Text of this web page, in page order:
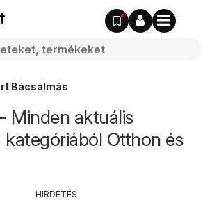
Bácsalmás
Minden aktuális
kategóriából Otthon és
HIRDETÉS